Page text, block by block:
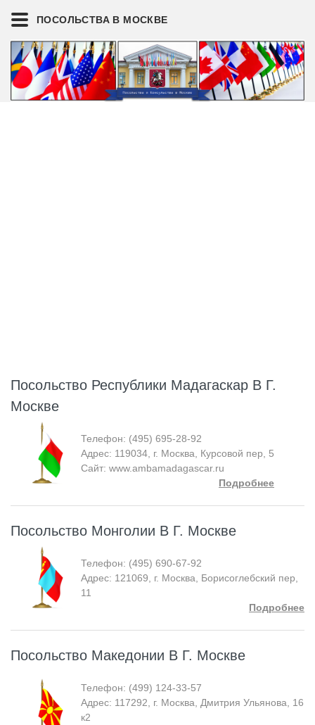
Посольство Республики Мадагаскар В Г.
Москве
Телефон: (495) 695-28-92
Адрес: 119034, г. Москва, Курсовой пер, 5
Сайт: www.ambamadagascar.ru
Подробнее
Посольство Монголии В Г. Москве
Телефон: (495) 690-67-92
Адрес: 121069, г. Москва, Борисоглебский пер,
11
Подробнее
Посольство Македонии В Г. Москве
Телефон: (499) 124-33-57
Адрес: 117292, г. Москва, Дмитрия Ульянова, 16
к2
ПОСОЛЬСТВА В МОСКВЕ